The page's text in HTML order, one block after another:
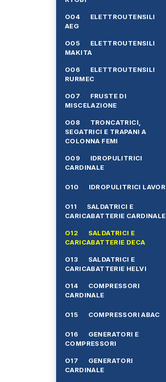
O04 ELETTROUTENSILI
AEG
O05 ELETTROUTENSILI
MAKITA
O06 ELETTROUTENSILI
RURMEC
O07 FRUSTE DI
MISCELAZIONE
O08 TRONCATRICI,
SEGATRICI E TRAPANI A
COLONNA FEMI
O09 IDROPULITRICI
CARDINALE
O10 IDROPULITRICI LAVOR
O11 SALDATRICI E
CARICABATTERIE CARDINALE
O12 SALDATRICI E
CARICABATTERIE DECA
O13 SALDATRICI E
CARICABATTERIE HELVI
O14 COMPRESSORI
CARDINALE
O15 COMPRESSORI ABAC
O16 GENERATORI E
COMPRESSORI
O17 GENERATORI
CARDINALE